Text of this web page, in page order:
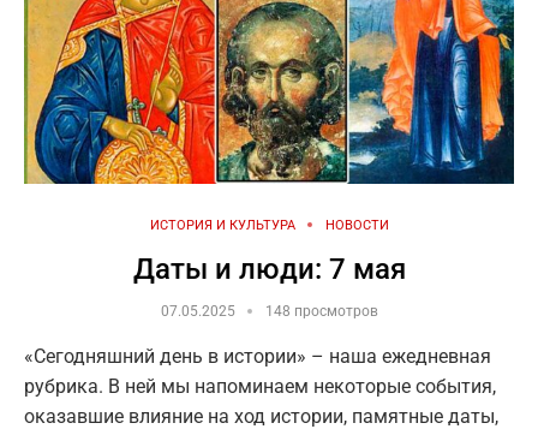
ИСТОРИЯ И КУЛЬТУРА НОВОСТИ
Даты и люди: 7 мая
07.05.2025 148 просмотров
«Сегодняшний день в истории» – наша ежедневная
рубрика. В ней мы напоминаем некоторые события,
оказавшие влияние на ход истории, памятные даты,